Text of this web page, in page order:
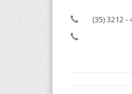
(35) 3212 -